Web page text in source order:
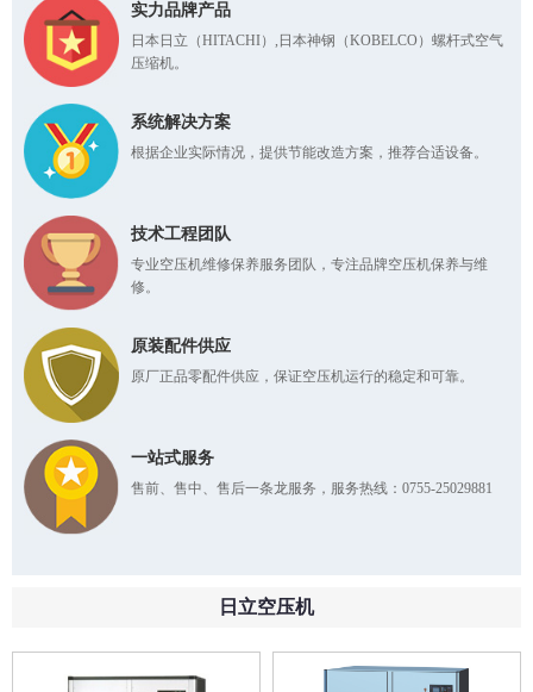
实力品牌产品
日本日立（HITACHI）,日本神钢（KOBELCO）螺杆式空气
压缩机。
系统解决方案
根据企业实际情况，提供节能改造方案，推荐合适设备。
技术工程团队
专业空压机维修保养服务团队，专注品牌空压机保养与维
修。
原装配件供应
原厂正品零配件供应，保证空压机运行的稳定和可靠。
一站式服务
售前、售中、售后一条龙服务，服务热线：0755-25029881
日立空压机